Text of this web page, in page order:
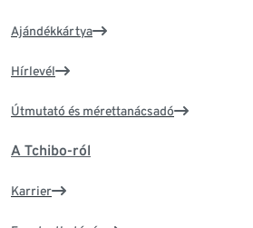
Ajándékkártya
Hírlevél
Útmutató és mérettanácsadó
A Tchibo-ról
Karrier